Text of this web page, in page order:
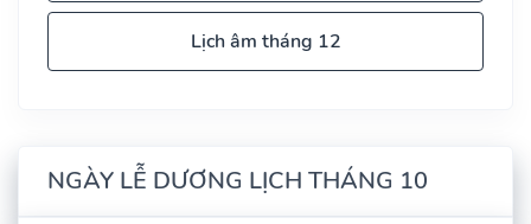
Lịch âm tháng 12
NGÀY LỄ DƯƠNG LỊCH THÁNG 10